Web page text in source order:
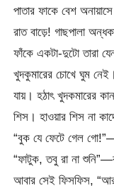
পাতার ফাকে বেশ
রাত বাড়ে! গাছপালা
ফাঁকে একটা-দুটো তারা
খুদকুমারের চোখে ঘুম
যায়। হঠাৎ খুদকমারের
শিস। হাওয়ার শিস না
“বুক যে ফেটে গেল
“ফাটুক, তবু রা না
আবার সেই ফিসফিস, “আর